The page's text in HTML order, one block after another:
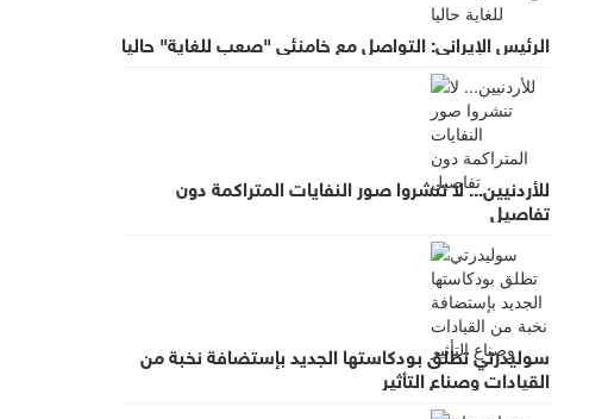
الرئيس الإيراني: التواصل مع خامنئي "صعب للغاية" حاليا
للأردنيين... لا تنشروا صور النفايات المتراكمة دون
تفاصيل
سوليدرتي تطلق بودكاستها الجديد بإستضافة نخبة من
القيادات وصناع التأثير